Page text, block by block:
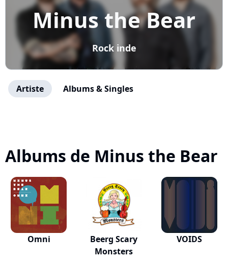
Minus the Bear
Rock inde
Artiste Albums & Singles
Albums de Minus the Bear
Omni
Beerg Scary
Monsters
VOIDS